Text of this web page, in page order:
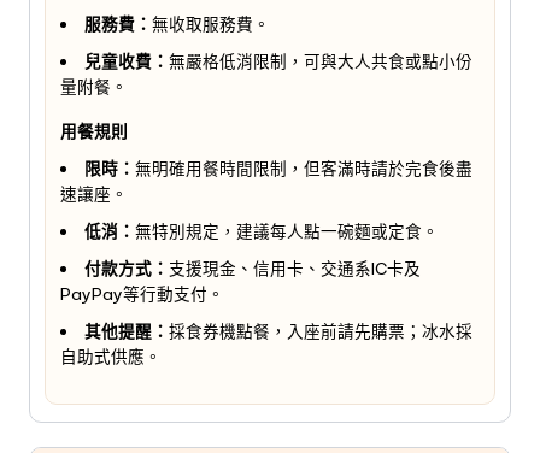
服務費： 無收取服務費。
兒童收費： 無嚴格低消限制，可與大人共食或點小份
量附餐。
用餐規則
限時： 無明確用餐時間限制，但客滿時請於完食後盡
速讓座。
低消： 無特別規定，建議每人點一碗麵或定食。
付款方式： 支援現金、信用卡、交通系IC卡及
PayPay等行動支付。
其他提醒： 採食券機點餐，入座前請先購票；冰水採
自助式供應。